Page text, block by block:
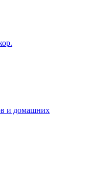
и домашних